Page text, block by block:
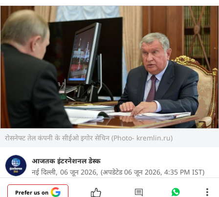
रोसनेफ्ट तेल कंपनी के सीईओ इगोर सेचिन (Photo- kremlin.ru)
आजतक इंटरनेशनल डेस्क
नई दिल्ली, 06 जून 2026, (अपडेटेड 06 जून 2026, 4:35 PM IST)
Prefer us on